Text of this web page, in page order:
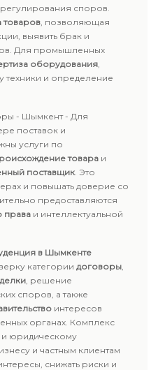
споров.
товаров, позволяющая
выявить брак и
Для промышленных
оборудования,
техники и определение
- Шымкент - Для
поставок и
услуги по
товара и
поставщик. Это
и повышать доверие со
предоставляются
права и интеллектуальной
в Шымкенте
категории договоры,
, решение
споров, а также
интересов
органах. Комплекс
и юридическому
и частным клиентам
снижать риски и